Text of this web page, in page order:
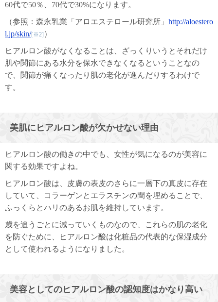
60代で50％、70代で30%になります。
（参照：森永乳業「アロエステロール研究所」 http://aloestero
l.jp/skin/[※2] ）
ヒアルロン酸がなくなることは、ざっくりいうとそれだけ
肌や関節にある水分を保水できなくなるということなの
で、関節が痛くなったり肌の老化が進んだりするわけで
す。
美肌にヒアルロン酸が欠かせない理由
ヒアルロン酸の働きの中でも、女性が気になるのが美容に
関する効果ですよね。
ヒアルロン酸は、皮膚の表皮のさらに一層下の真皮に存在
していて、コラーゲンとエラスチンの間を埋めることで、
ふっくらとハリのあるお肌を維持しています。
歳を追うごとに減っていくものなので、これらの肌の老化
を防ぐために、ヒアルロン酸は化粧品の代表的な保湿成分
として使われるようになりました。
美容としてのヒアルロン酸の認知度はかなり高い